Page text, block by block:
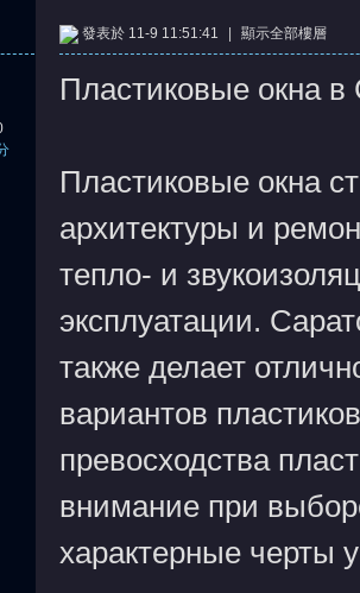
發表於 11-9 11:51:41 顯示全部樓層
Пластиковые окна в
Пластиковые окна
архитектуры и
тепло- и
эксплуатации.
также делает
вариантов
превосходства
внимание при
характерные черты